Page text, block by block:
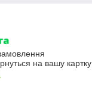
на вашу картку